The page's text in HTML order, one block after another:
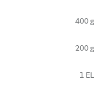
400 g
200 g
1 EL